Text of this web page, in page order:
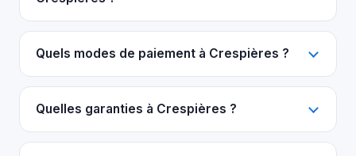
Quels modes de paiement à Crespières ?
Quelles garanties à Crespières ?